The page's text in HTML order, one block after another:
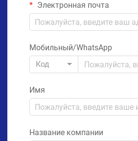
Электронная почта
Мобильный/WhatsApp
Код
Имя
Название компании